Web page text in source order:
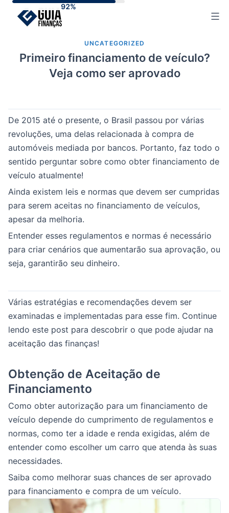
UNCATEGORIZED
Primeiro financiamento de veículo?
Veja como ser aprovado
De 2015 até o presente, o Brasil passou por várias
revoluções, uma delas relacionada à compra de
automóveis mediada por bancos. Portanto, faz todo o
sentido perguntar sobre como obter financiamento de
veículo atualmente!
Ainda existem leis e normas que devem ser cumpridas
para serem aceitas no financiamento de veículos,
apesar da melhoria.
Entender esses regulamentos e normas é necessário
para criar cenários que aumentarão sua aprovação, ou
seja, garantirão seu dinheiro.
Várias estratégias e recomendações devem ser
examinadas e implementadas para esse fim. Continue
lendo este post para descobrir o que pode ajudar na
aceitação das finanças!
Obtenção de Aceitação de
Financiamento
Como obter autorização para um financiamento de
veículo depende do cumprimento de regulamentos e
normas, como ter a idade e renda exigidas, além de
entender como escolher um carro que atenda às suas
necessidades.
Saiba como melhorar suas chances de ser aprovado
para financiamento e compra de um veículo.